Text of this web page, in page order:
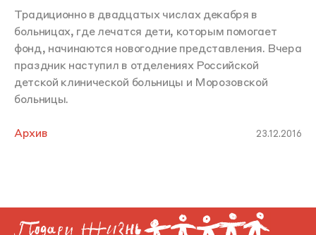
Традиционно в двадцатых числах декабря в
больницах, где лечатся дети, которым помогает
фонд, начинаются новогодние представления. Вчера
праздник наступил в отделениях Российской
детской клинической больницы и Морозовской
больницы.
Архив 23.12.2016